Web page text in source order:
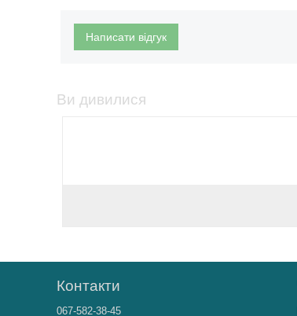
Написати відгук
Ви дивилися
Контакти
067-582-38-45